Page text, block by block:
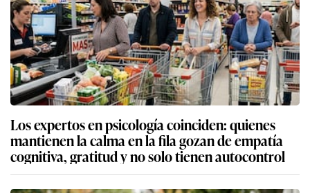
Carretera Central: reportan derrame de petróleo
en el río Rímac tras volcadura de camión cisterna